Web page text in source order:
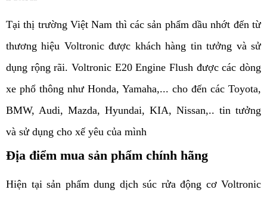
Tại thị trường Việt Nam thì các sản phẩm dầu nhớt đến từ
thương hiệu Voltronic được khách hàng tin tưởng và sử
dụng rộng rãi. Voltronic E20 Engine Flush được các dòng
xe phổ thông như Honda, Yamaha,... cho đến các Toyota,
BMW, Audi, Mazda, Hyundai, KIA, Nissan,.. tin tưởng
và sử dụng cho xế yêu của mình
Địa điểm mua sản phẩm chính hãng
Hiện tại sản phẩm dung dịch súc rửa động cơ Voltronic